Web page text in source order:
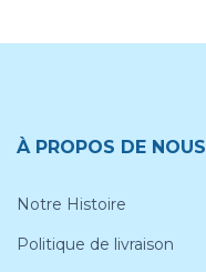
À PROPOS DE NOUS
Notre Histoire
Politique de livraison